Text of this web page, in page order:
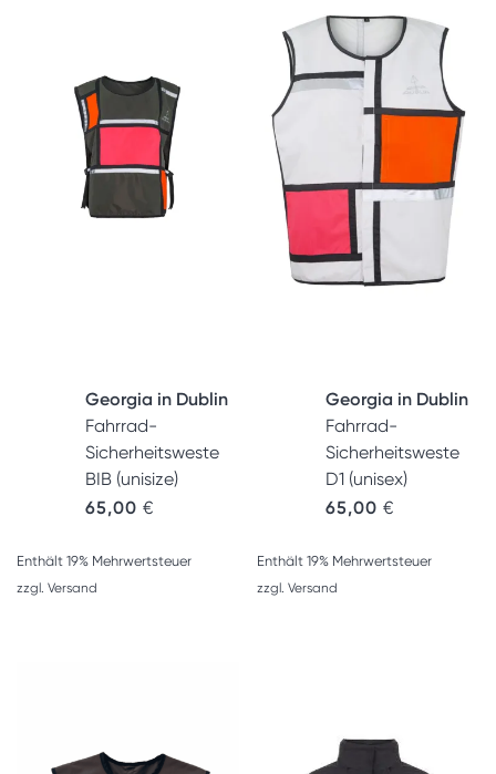
Georgia in Dublin
Fahrrad-
Sicherheitsweste
BIB (unisize)
65,00 €
Enthält 19% Mehrwertsteuer
zzgl. Versand
Georgia in Dublin
Fahrrad-
Sicherheitsweste
D1 (unisex)
65,00 €
Enthält 19% Mehrwertsteuer
zzgl. Versand